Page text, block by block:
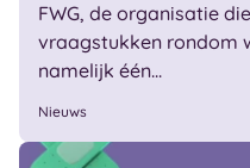
FWG, de organisatie
vraagstukken rondom
namelijk één...
Nieuws